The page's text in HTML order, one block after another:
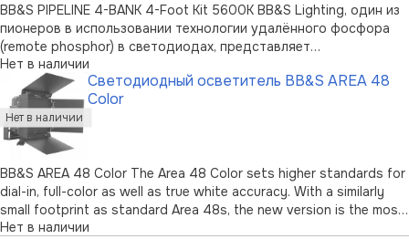
BB&S PIPELINE 4-BANK 4-Foot Kit 5600K BB&S Lighting, один из
пионеров в использовании технологии удалённого фосфора
(remote phosphor) в светодиодах, представляет
революционную новинку – систему Pipeline LED.
Многоламповая система 4 foot 4 Bank System …
Нет в наличии
Светодиодный осветитель BB&S AREA 48
Color
BB&S AREA 48 Color The Area 48 Color sets higher standards for
dial-in, full-color as well as true white accuracy. With a similarly
small footprint as standard Area 48s, the new version is the most
powerful compact full color LED panel on the market today
Нет в наличии